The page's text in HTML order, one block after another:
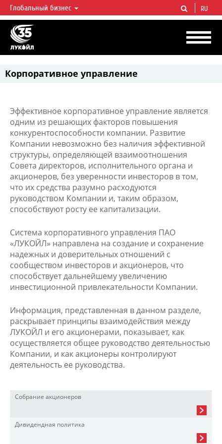
ЛУКОЙЛ СЕГОДНЯ
ЛУКОЙЛ — одна из крупнейших вертикально интегрированных
нефтегазовых компаний в мире, на долю которой приходится более 2%
мировой добычи нефти и около 1% доказанных запасов углеводородов.
Глобальный бизнес RU
Корпоративнoe управление
Эффективное корпоративное управление является
одним из решающих факторов повышения
конкурентоспособности компании. Развитие
Компании невозможно без наличия эффективной
структуры, определяющей взаимоотношения
Совета директоров, исполнительного органа и
акционеров, без уверенности инвесторов в том,
что их средства разумно расходуются
руководством Компании и, таким образом,
способствуют росту ее капитализации.
Система корпоративного управления ПАО
«ЛУКОЙЛ» направлена на создание и сохранение
надежных и доверительных отношений с
сообществом инвесторов и акционеров, что
способствует дальнейшему увеличению
инвестиционной привлекательности Компании.
Информация, представленная в данном разделе,
раскрывает принципы взаимодействия между
ЛУКОЙЛ и его акционерами, показывает, как
осуществляется общее руководство деятельностью
Компании, и как акционеры контролируют
деятельность ее руководства.
Собрание акционеров
Дивидендная политика